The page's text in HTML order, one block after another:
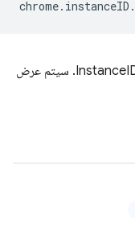
chrome. instanceID .
تعرض هذه الطريقة الوقت الذي تم فيه إنشاء InstanceID. سيتم عرض